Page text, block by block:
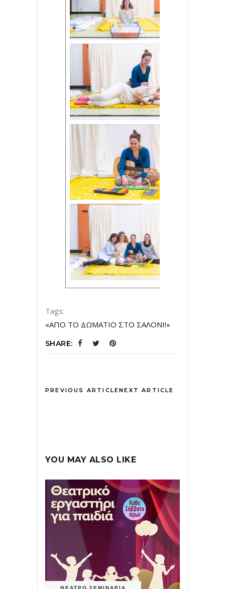
Tags:
«ΑΠΟ ΤΟ ΔΩΜΑΤΙΟ ΣΤΟ ΣΑΛΟΝΙ!»
SHARE:
PREVIOUS ARTICLENEXT ARTICLE
YOU MAY ALSO LIKE
ΘΕΑΤΡΟ,ΣΕΜΙΝΑΡΙΑ